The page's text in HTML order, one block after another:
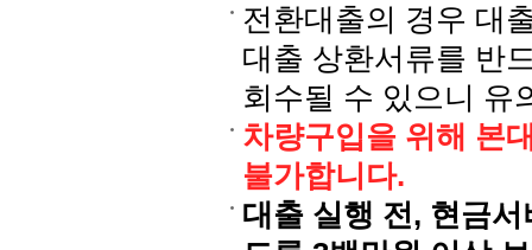
전환대출의 경우 대
대출 상환서류를 반
회수될 수 있으니 유
차량구입을 위해 본
불가합니다.
대출 실행 전, 현금